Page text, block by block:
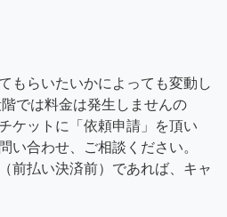
もらいたいかによっても変動し
では料金は発生しませんの
ケットに「依頼申請」を頂い
い合わせ、ご相談ください。
前払い決済前）であれば、キャ